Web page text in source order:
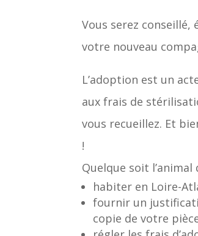
Vous serez conseillé,
votre nouveau
L’adoption est un
aux frais de
vous recueillez. Et
!
Quelque soit
habiter en Loire-
fournir un
copie de votre